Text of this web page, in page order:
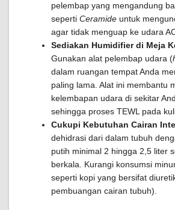
pelembap yang mengandung
seperti Ceramide untuk
agar tidak menguap ke udara
Sediakan Humidifier di Meja
Gunakan alat pelembap udara (
dalam ruangan tempat Anda
paling lama. Alat ini membantu
kelembapan udara di sekitar
sehingga proses TEWL pada
Cukupi Kebutuhan Cairan
dehidrasi dari dalam tubuh
putih minimal 2 hingga 2,5 liter
berkala. Kurangi konsumsi
seperti kopi yang bersifat
pembuangan cairan tubuh).